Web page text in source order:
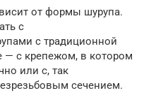
от формы шурупа.
с
с традиционной
— с крепежом, в котором
или с, так
сечением.